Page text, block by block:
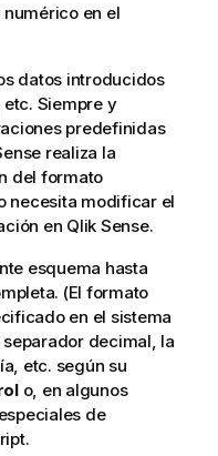
en el
datos introducidos
Siempre y
predefinidas
realiza la
del formato
necesita modificar el
en Qlik Sense.
esquema hasta
(El formato
en el sistema
decimal, la
etc. según su
o, en algunos
de